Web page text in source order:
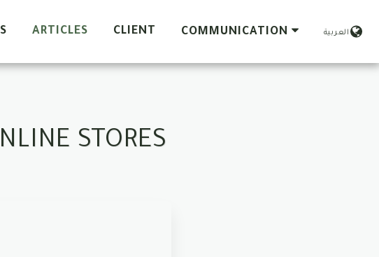
ARTICLES CLIENT COMMUNICATION العربية
STORES